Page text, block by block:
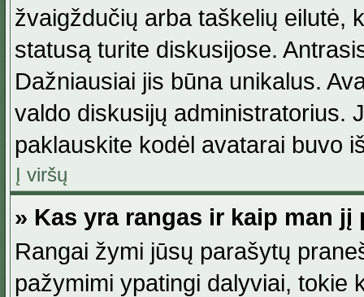
žvaigždučių arba taškelių eilutė,
statusą turite diskusijose.
Dažniausiai jis būna unikalus.
valdo diskusijų administratorius.
paklauskite kodėl avatarai buvo
Į viršų
» Kas yra rangas ir kaip man jį
Rangai žymi jūsų parašytų
pažymimi ypatingi dalyviai, tokie